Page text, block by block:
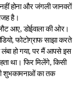
होना और जंगली जानवरों
है।
आए, डोईवाला की ओर।
फोटोग्राफ साझा करते
हो गया, पर मैं आपसे इस
था। फिर मिलेंगे, किसी
शुभकामनाओं का तक